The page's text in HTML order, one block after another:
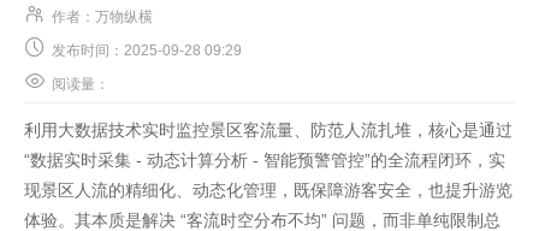
 作者：万物纵横
 发布时间：2025-09-28 09:29
 阅读量：
利用大数据技术实时监控景区客流量、防范人流扎堆，核心是通过
“数据实时采集 - 动态计算分析 - 智能预警管控”的全流程闭环，实
现景区人流的精细化、动态化管理，既保障游客安全，也提升游览
体验。其本质是解决 “客流时空分布不均” 问题，而非单纯限制总